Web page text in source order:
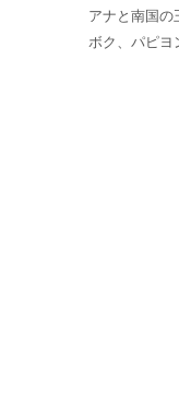
アナと南国の
ボク、パピヨ